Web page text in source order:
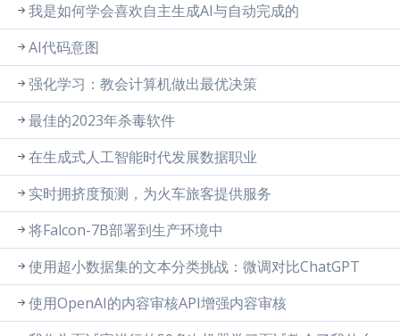
我是如何学会喜欢自主生成AI与自动完成的
AI代码意图
强化学习：教会计算机做出最优决策
最佳的2023年杀毒软件
在生成式人工智能时代发展数据职业
实时拥挤度预测，为火车旅客提供服务
将Falcon-7B部署到生产环境中
使用超小数据集的文本分类挑战：微调对比ChatGPT
使用OpenAI的内容审核API增强内容审核